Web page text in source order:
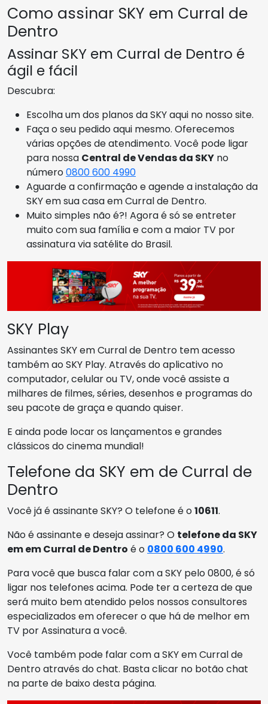
Como assinar SKY em Curral de
Dentro
Assinar SKY em Curral de Dentro é
ágil e fácil
Descubra:
Escolha um dos planos da SKY aqui no nosso site.
Faça o seu pedido aqui mesmo. Oferecemos
várias opções de atendimento. Você pode ligar
para nossa Central de Vendas da SKY no
número0800 600 4990
Aguarde a confirmação e agende a instalação da
SKY em sua casa em Curral de Dentro.
Muito simples não é?! Agora é só se entreter
muito com sua família e com a maior TV por
assinatura via satélite do Brasil.
SKY Play
Assinantes SKY em Curral de Dentro tem acesso
também ao SKY Play. Através do aplicativo no
computador, celular ou TV, onde você assiste a
milhares de filmes, séries, desenhos e programas do
seu pacote de graça e quando quiser.
E ainda pode locar os lançamentos e grandes
clássicos do cinema mundial!
Telefone da SKY em de Curral de
Dentro
Você já é assinante SKY? O telefone é o10611.
Não é assinante e deseja assinar? O telefone da SKY
em em Curral de Dentro é o 0800 600 4990.
Para você que busca falar com a SKY pelo 0800, é só
ligar nos telefones acima. Pode ter a certeza de que
será muito bem atendido pelos nossos consultores
especializados em oferecer o que há de melhor em
TV por Assinatura a você.
Você também pode falar com a SKY em Curral de
Dentro através do chat. Basta clicar no botão chat
na parte de baixo desta página.